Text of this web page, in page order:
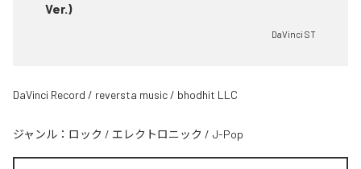
Ver.)
DaVinci ST
DaVinci Record / reversta music / bhodhit LLC
ジャンル： ロック / エレクトロニック / J-Pop